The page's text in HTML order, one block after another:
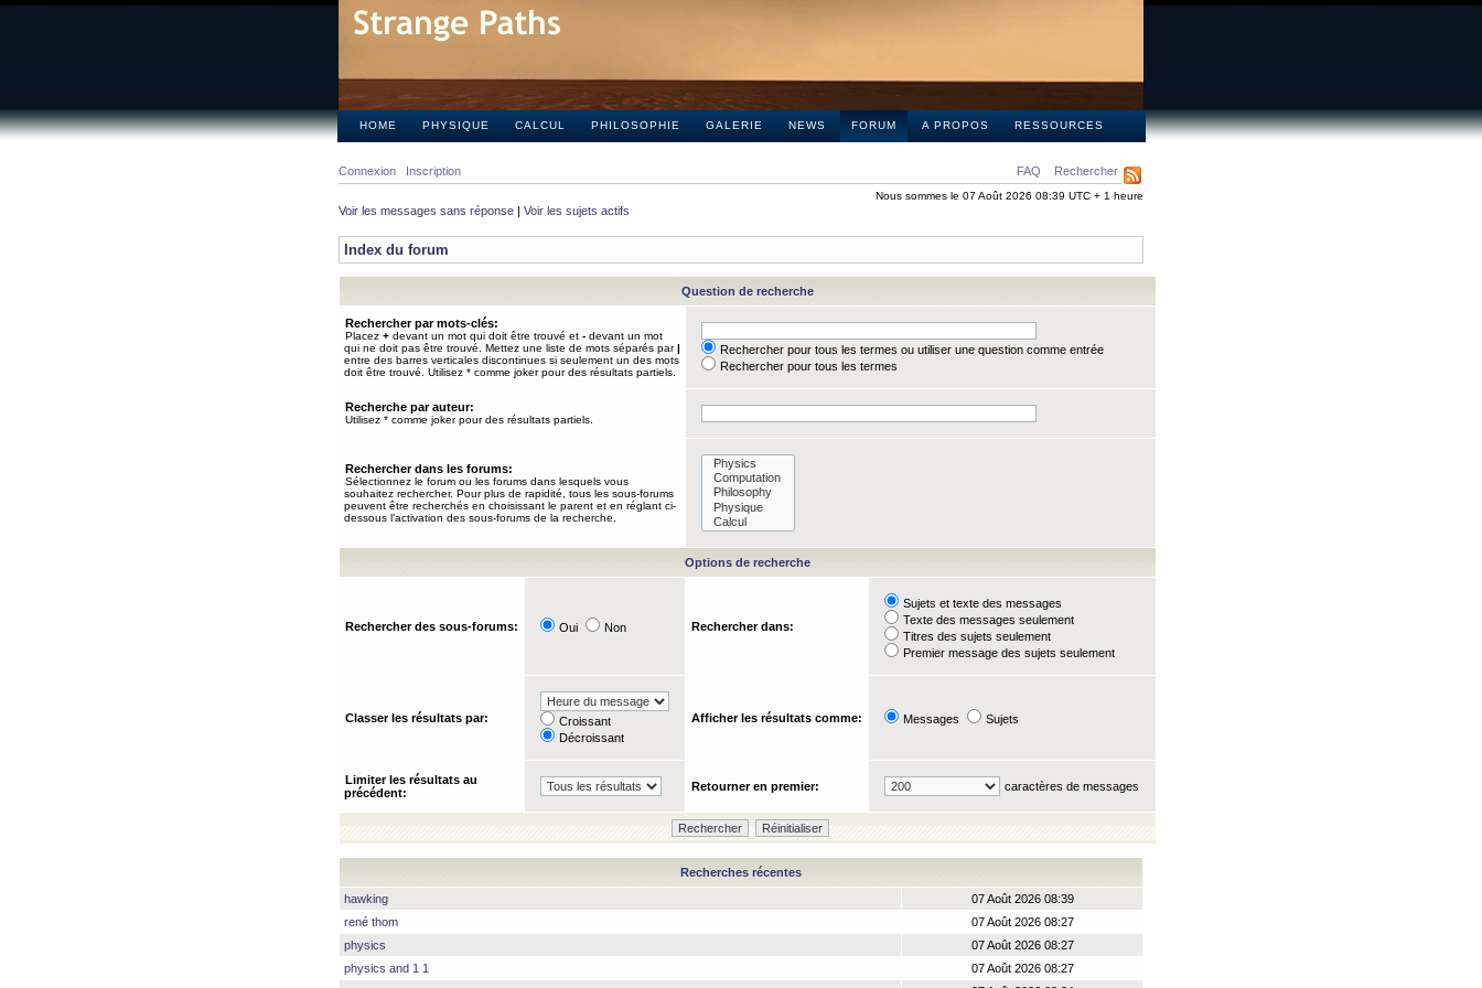
HOME PHYSIQUE CALCUL PHILOSOPHIE GALERIE NEWS FORUM A PROPOS RESSOURCES
FAQ Rechercher
Connexion Inscription
Nous sommes le 07 Août 2026 08:39 UTC + 1 heure
Voir les messages sans réponse | Voir les sujets actifs
Index du forum
Question de recherche
Rechercher par mots-clés:
Placez + devant un mot qui doit être trouvé et - devant un mot
qui ne doit pas être trouvé. Mettez une liste de mots séparés par|
entre des barres verticales discontinues si seulement un des mots
doit être trouvé. Utilisez * comme joker pour des résultats partiels.
Rechercher pour tous les termes ou utiliser une question comme entrée
Rechercher pour tous les termes
Recherche par auteur:
Utilisez * comme joker pour des résultats partiels.
Rechercher dans les forums:
Sélectionnez le forum ou les forums dans lesquels vous
souhaitez rechercher. Pour plus de rapidité, tous les sous-forums
peuvent être recherchés en choisissant le parent et en réglant ci-
dessous l’activation des sous-forums de la recherche.
Options de recherche
Rechercher des sous-forums: Oui Non Rechercher dans:
Sujets et texte des messages
Texte des messages seulement
Titres des sujets seulement
Premier message des sujets seulement
Classer les résultats par:
Croissant
Décroissant
Afficher les résultats comme: Messages Sujets
Limiter les résultats au
précédent:
Retourner en premier: caractères de messages
Recherches récentes
hawking
07 Août 2026 08:39
rené thom
07 Août 2026 08:27
physics
07 Août 2026 08:27
physics and 1 1
07 Août 2026 08:27